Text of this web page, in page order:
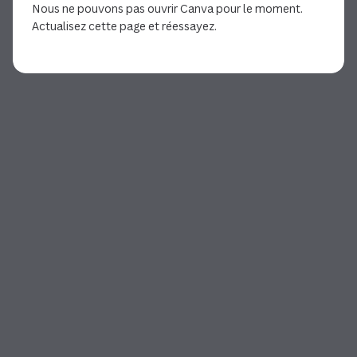
Nous ne pouvons pas ouvrir Canva pour le moment.
Actualisez cette page et réessayez.